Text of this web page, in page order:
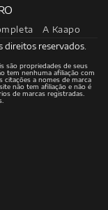
A Kaapo
direitos reservados.
são propriedades de seus
tem nenhuma afiliação com
citações a nomes de marca
não tem afiliação e não é
de marcas registradas.